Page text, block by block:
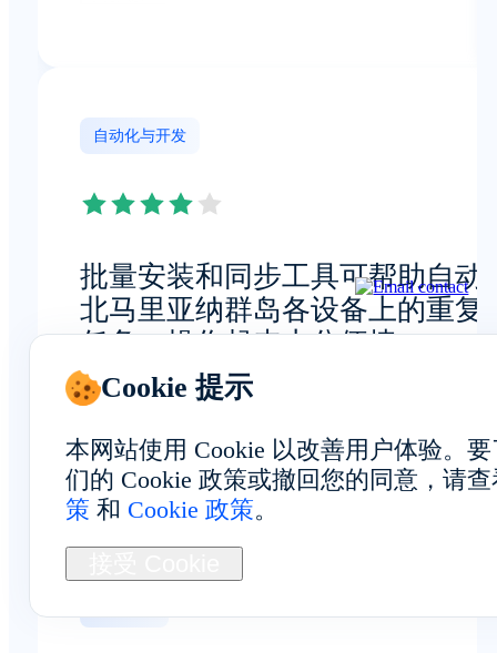
自动化与开发
批量安装和同步工具可帮助自动
北马里亚纳群岛各设备上的重复
任务，操作起来十分便捷。
Tom Anderson
云基础设施工程师
Cookie 提示
本网站使用 Cookie 以改善用户体验。
们的 Cookie 政策或撤回您的同意，请
策 和 Cookie 政策。